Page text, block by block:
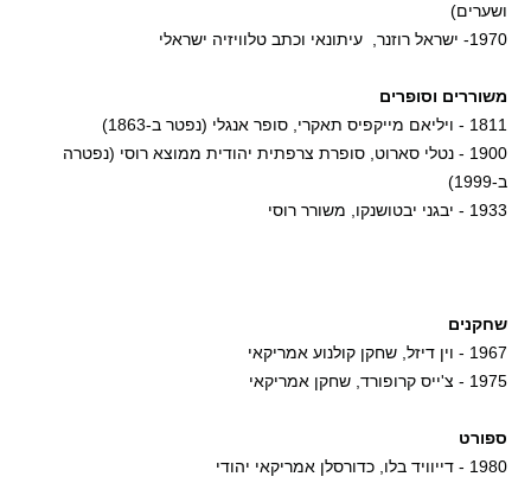
ושערים)
1970- ישראל רוזנר, עיתונאי וכתב טלוויזיה ישראלי
משוררים וסופרים
1811 - ויליאם מייקפיס תאקרי, סופר אנגלי (נפטר ב-1863)
1900 - נטלי סארוט, סופרת צרפתית יהודית ממוצא רוסי (נפטרה
ב-1999)
1933 - יבגני יבטושנקו, משורר רוסי
שחקנים
1967 - וין דיזל, שחקן קולנוע אמריקאי
1975 - צ'ייס קרופורד, שחקן אמריקאי
ספורט
1980 - דייוויד בלו, כדורסלן אמריקאי יהודי